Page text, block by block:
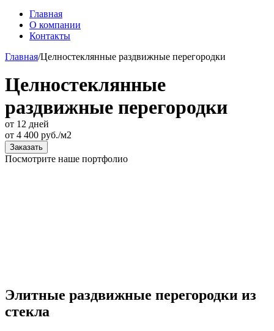
Главная
О компании
Контакты
Главная/Целностеклянные раздвижные перегородки
Целностеклянные
раздвижные перегородки
от 12 дней
от 4 400 руб./м2
Заказать
Посмотрите наше портфолио
Элитные раздвижные перегородки из
стекла